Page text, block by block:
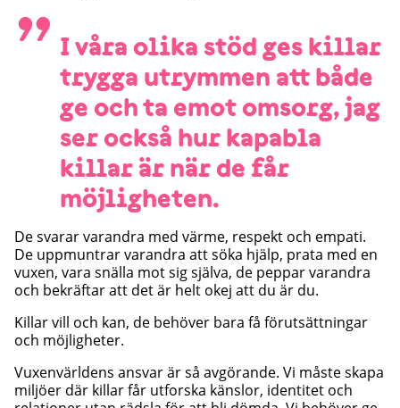
” I våra olika stöd ges killar
trygga utrymmen att både
ge och ta emot omsorg, jag
ser också hur kapabla
killar är när de får
möjligheten.
De svarar varandra med värme, respekt och empati.
De uppmuntrar varandra att söka hjälp, prata med en
vuxen, vara snälla mot sig själva, de peppar varandra
och bekräftar att det är helt okej att du är du.
Killar vill och kan, de behöver bara få förutsättningar
och möjligheter.
Vuxenvärldens ansvar är så avgörande. Vi måste skapa
miljöer där killar får utforska känslor, identitet och